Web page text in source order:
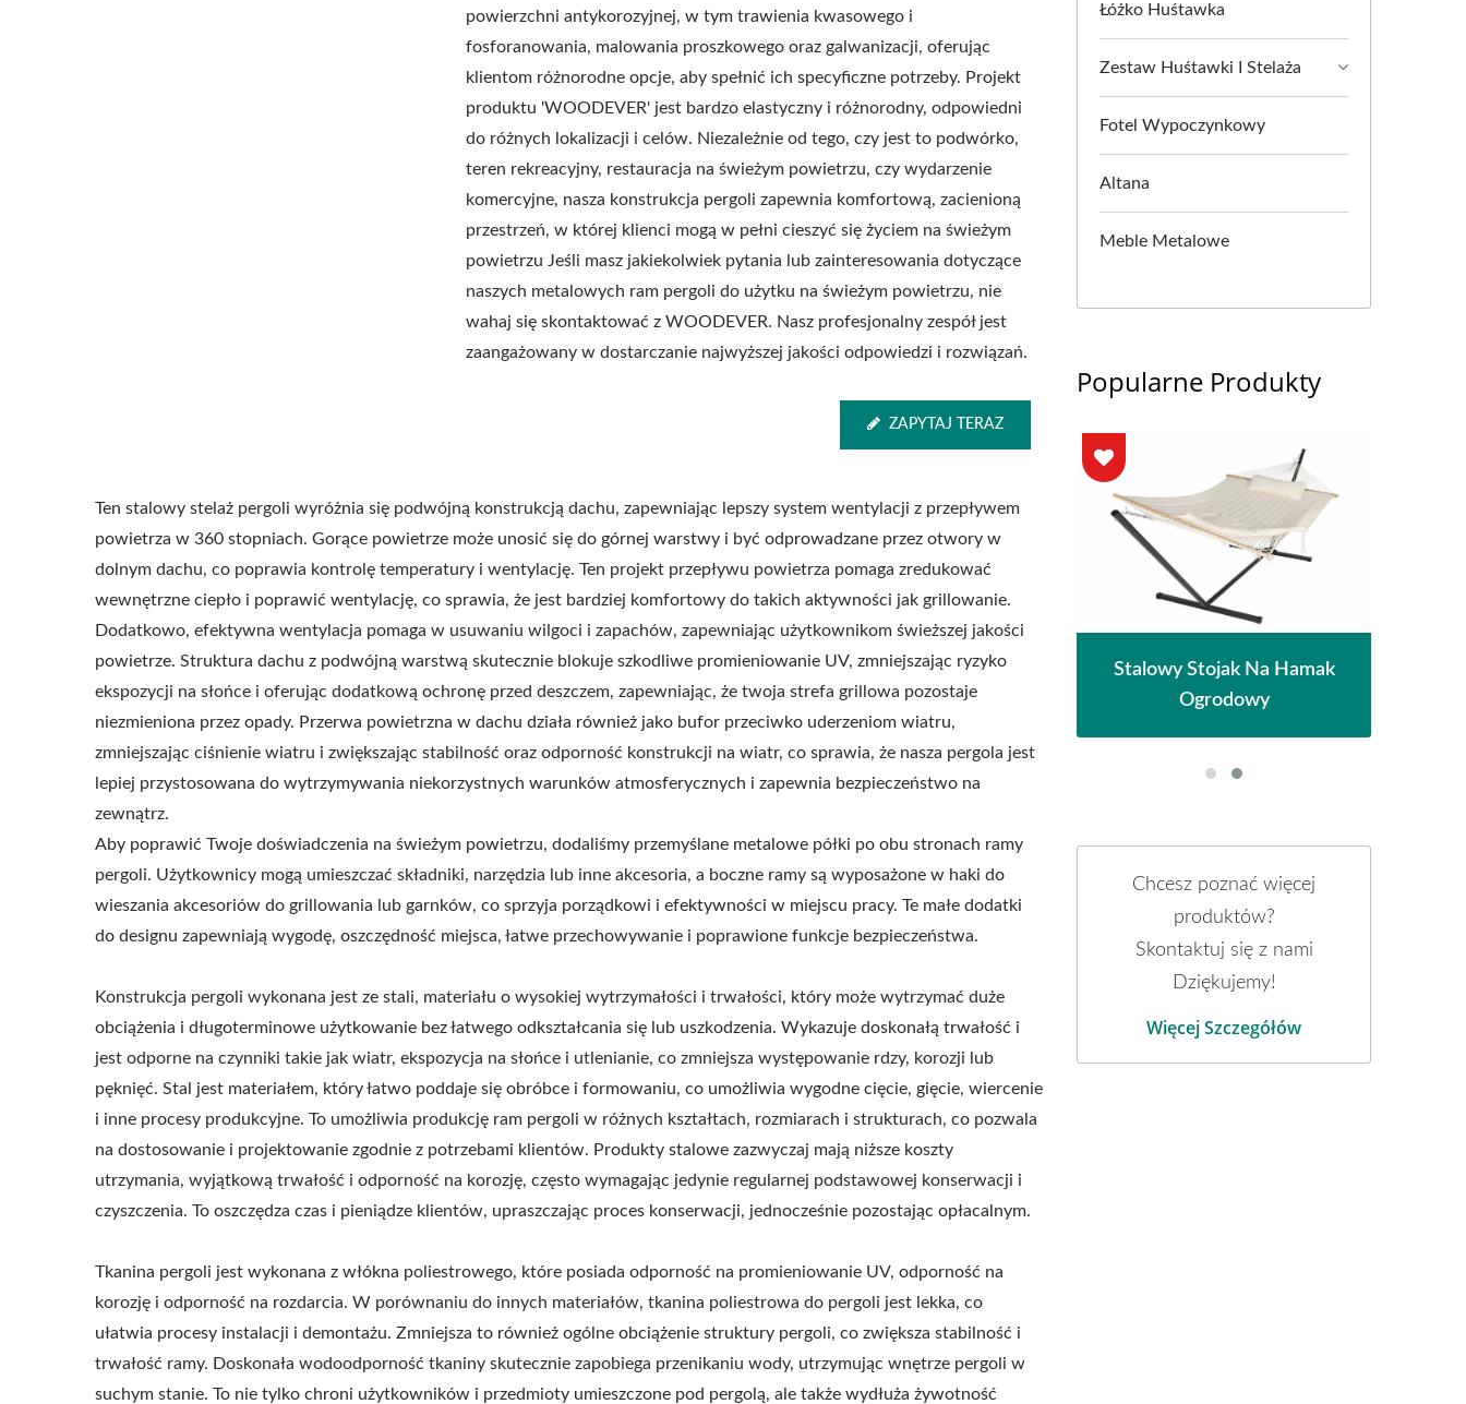
powierzchni antykorozyjnej, w tym trawienia kwasowego i
fosforanowania, malowania proszkowego oraz galwanizacji, oferując
klientom różnorodne opcje, aby spełnić ich specyficzne potrzeby. Projekt
produktu 'WOODEVER' jest bardzo elastyczny i różnorodny, odpowiedni
do różnych lokalizacji i celów. Niezależnie od tego, czy jest to podwórko,
teren rekreacyjny, restauracja na świeżym powietrzu, czy wydarzenie
komercyjne, nasza konstrukcja pergoli zapewnia komfortową, zacienioną
przestrzeń, w której klienci mogą w pełni cieszyć się życiem na świeżym
powietrzu Jeśli masz jakiekolwiek pytania lub zainteresowania dotyczące
naszych metalowych ram pergoli do użytku na świeżym powietrzu, nie
wahaj się skontaktować z WOODEVER. Nasz profesjonalny zespół jest
zaangażowany w dostarczanie najwyższej jakości odpowiedzi i rozwiązań.
ZAPYTAJ TERAZ
Ten stalowy stelaż pergoli wyróżnia się podwójną konstrukcją dachu, zapewniając lepszy system wentylacji z przepływem
powietrza w 360 stopniach. Gorące powietrze może unosić się do górnej warstwy i być odprowadzane przez otwory w
dolnym dachu, co poprawia kontrolę temperatury i wentylację. Ten projekt przepływu powietrza pomaga zredukować
wewnętrzne ciepło i poprawić wentylację, co sprawia, że jest bardziej komfortowy do takich aktywności jak grillowanie.
Dodatkowo, efektywna wentylacja pomaga w usuwaniu wilgoci i zapachów, zapewniając użytkownikom świeższej jakości
powietrze. Struktura dachu z podwójną warstwą skutecznie blokuje szkodliwe promieniowanie UV, zmniejszając ryzyko
ekspozycji na słońce i oferując dodatkową ochronę przed deszczem, zapewniając, że twoja strefa grillowa pozostaje
niezmieniona przez opady. Przerwa powietrzna w dachu działa również jako bufor przeciwko uderzeniom wiatru,
zmniejszając ciśnienie wiatru i zwiększając stabilność oraz odporność konstrukcji na wiatr, co sprawia, że nasza pergola jest
lepiej przystosowana do wytrzymywania niekorzystnych warunków atmosferycznych i zapewnia bezpieczeństwo na
zewnątrz.
Aby poprawić Twoje doświadczenia na świeżym powietrzu, dodaliśmy przemyślane metalowe półki po obu stronach ramy
pergoli. Użytkownicy mogą umieszczać składniki, narzędzia lub inne akcesoria, a boczne ramy są wyposażone w haki do
wieszania akcesoriów do grillowania lub garnków, co sprzyja porządkowi i efektywności w miejscu pracy. Te małe dodatki
do designu zapewniają wygodę, oszczędność miejsca, łatwe przechowywanie i poprawione funkcje bezpieczeństwa.
Konstrukcja pergoli wykonana jest ze stali, materiału o wysokiej wytrzymałości i trwałości, który może wytrzymać duże
obciążenia i długoterminowe użytkowanie bez łatwego odkształcania się lub uszkodzenia. Wykazuje doskonałą trwałość i
jest odporne na czynniki takie jak wiatr, ekspozycja na słońce i utlenianie, co zmniejsza występowanie rdzy, korozji lub
pęknięć. Stal jest materiałem, który łatwo poddaje się obróbce i formowaniu, co umożliwia wygodne cięcie, gięcie, wiercenie
i inne procesy produkcyjne. To umożliwia produkcję ram pergoli w różnych kształtach, rozmiarach i strukturach, co pozwala
na dostosowanie i projektowanie zgodnie z potrzebami klientów. Produkty stalowe zazwyczaj mają niższe koszty
utrzymania, wyjątkową trwałość i odporność na korozję, często wymagając jedynie regularnej podstawowej konserwacji i
czyszczenia. To oszczędza czas i pieniądze klientów, upraszczając proces konserwacji, jednocześnie pozostając opłacalnym.
Tkanina pergoli jest wykonana z włókna poliestrowego, które posiada odporność na promieniowanie UV, odporność na
korozję i odporność na rozdarcia. W porównaniu do innych materiałów, tkanina poliestrowa do pergoli jest lekka, co
ułatwia procesy instalacji i demontażu. Zmniejsza to również ogólne obciążenie struktury pergoli, co zwiększa stabilność i
trwałość ramy. Doskonała wodoodporność tkaniny skutecznie zapobiega przenikaniu wody, utrzymując wnętrze pergoli w
suchym stanie. To nie tylko chroni użytkowników i przedmioty umieszczone pod pergolą, ale także wydłuża żywotność
Łóżko Huśtawka
Zestaw Huśtawki I Stelaża
Fotel Wypoczynkowy
Altana
Meble Metalowe
Popularne Produkty
Metalowa Regulowana
Pergola Przeciwsłoneczna
Stalowy Stojak Na Hamak
Ogrodowy
Metalowa Regulowana
Pergola Przeciwsłoneczna
Stalowy Stojak Na Hamak
Ogrodowy
Chcesz poznać więcej
produktów?
Skontaktuj się z nami
Dziękujemy!
Więcej Szczegółów